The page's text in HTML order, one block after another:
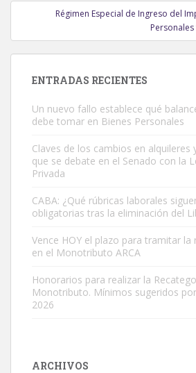
Régimen Especial de Ingreso del
Personales
ENTRADAS RECIENTES
Un nuevo fallo establece qué
debe tomar en Bienes Personales
Claves de los cambios en alquileres
que se debate en el Senado con la
Privada
CABA: ¿Qué rúbricas laborales
obligatorias tras la eliminación del
Vence HOY el plazo para tramitar la
en el Monotributo ARCA
Honorarios para realizar la
Monotributo. Mínimos sugeridos
2026
ARCHIVOS